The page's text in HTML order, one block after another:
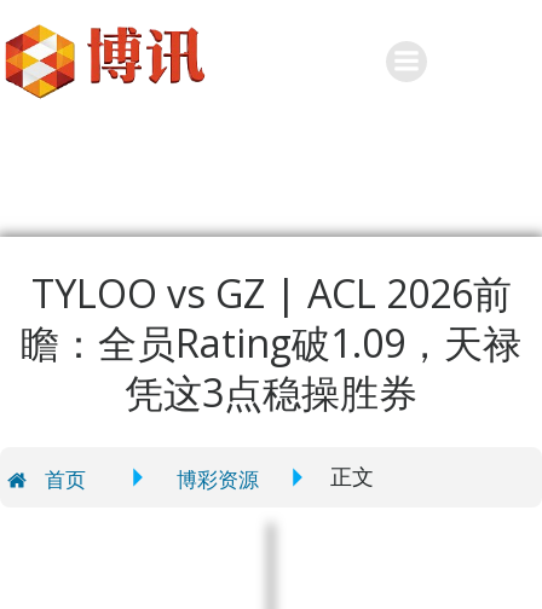
TYLOO vs GZ | ACL 2026前
瞻：全员Rating破1.09，天禄
凭这3点稳操胜券
首页 博彩资源 正文